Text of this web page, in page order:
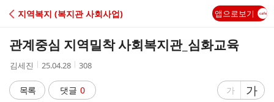
C
A
지역복지 (복지관 사회사업) 앱으로보기
관계중심 지역밀착 사회복지관_심화교육
작
자
김세진
작
시
간
25.04.28
조
수
308
목록 댓글 0
글
가
글
가